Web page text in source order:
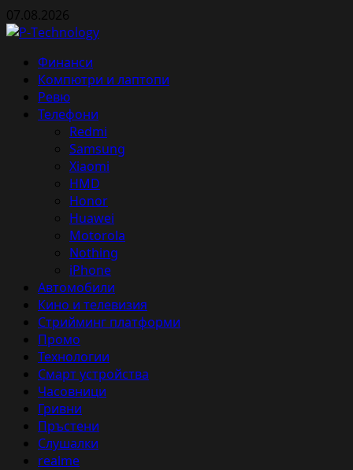
Skip
to
07.08.2026
Primary
Menu
Финанси
Компютри и лаптопи
Ревю
Телефони
Redmi
Samsung
Xiaomi
HMD
Honor
Huawei
Motorola
Nothing
iPhone
Автомобили
Кино и телевизия
Стрийминг платформи
Промо
Технологии
Смарт устройства
Часовници
Гривни
Пръстени
Слушалки
realme